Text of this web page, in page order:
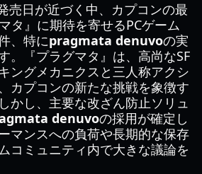
売日が近づく中、カプコンの最
タ』に期待を寄せるPCゲーム
、特にpragmata denuvoの実
。『プラグマタ』は、高尚なSF
ングメカニクスと三人称アクシ
カプコンの新たな挑戦を象徴す
かし、主要な改ざん防止ソリュ
denuvoの採用が確定し
マンスへの負荷や長期的な保存
コミュニティ内で大きな議論を